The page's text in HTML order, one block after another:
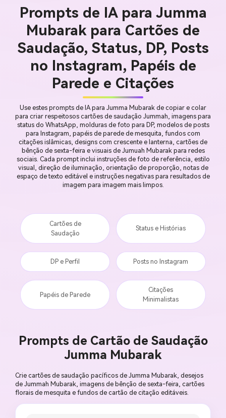
Prompts de IA para Jumma
Mubarak para Cartões de
Saudação, Status, DP, Posts
no Instagram, Papéis de
Parede e Citações
Use estes prompts de IA para Jumma Mubarak de copiar e colar
para criar respeitosos cartões de saudação Jummah, imagens para
status do WhatsApp, molduras de foto para DP, modelos de posts
para Instagram, papéis de parede de mesquita, fundos com
citações islâmicas, designs com crescente e lanterna, cartões de
bênção de sexta-feira e visuais de Jumuah Mubarak para redes
sociais. Cada prompt inclui instruções de foto de referência, estilo
visual, direção de iluminação, orientação de proporção, notas de
espaço de texto editável e instruções negativas para resultados de
imagem para imagem mais limpos.
Cartões de
Saudação
Status e Histórias
DP e Perfil Posts no Instagram
Papéis de Parede
Citações
Minimalistas
Prompts de Cartão de Saudação
Jumma Mubarak
Crie cartões de saudação pacíficos de Jumma Mubarak, desejos
de Jummah Mubarak, imagens de bênção de sexta-feira, cartões
florais de mesquita e fundos de cartão de citação editáveis.